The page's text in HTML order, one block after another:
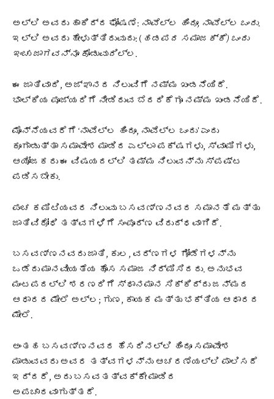
ಅಲ್ಲಿ ಅವರು ಹಾಕಿದ್ದ ಘೋಷಣೆ: ನಾವೆಲ್ಲ ಹಿಂದೂ, ನಾವೆಲ್ಲ ಒಂದು.
ಇಲ್ಲಿ ಅವರು ಹೇಳುತ್ತಿರುವುದು: ( ಹಡಪದ ಸಮಾಜಕ್ಕೆ) ಒಂದು
ಇಂಚು ಜಾಗವನ್ನೂ ಕೊಡುವುದಿಲ್ಲ .
ಈ ಜಾತಿವಾದಿ, ಅಜ್ಞಾನದ ನಿಲುವಿಗೆ ನಮ್ಮ ಖಂಡನೆಯಿದೆ.
ಭಾಲ್ಕಿಯ ಪೂಜ್ಯರಿಗೆ ನೀಡಿರುವ ಬೆದರಿಕೆಗೂ ನಮ್ಮ ಖಂಡನೆಯಿದೆ.
ಮೊನ್ನೆಯವರೆಗೆ ‘ನಾವೆಲ್ಲ ಹಿಂದೂ, ನಾವೆಲ್ಲ ಒಂದು’ ಎಂದು
ಕೂಗಾಡುತ್ತಾ ಸಮಾವೇಶ ಮಾಡಿದ ಎಲ್ಲಾ ಪಕ್ಷಗಳು, ಸ್ವಾಮಿಗಳು,
ಆಯೋಜಕರು ಈ ವಿಷಯದಲ್ಲಿ ತಮ್ಮ ನಿಲುವನ್ನು ಸ್ಪಷ್ಟ
ಪಡಿಸಬೇಕು.
ಪಂಚ ಕಮಿಟಿಯವರ ನಿಲುವು ಬಸವಣ್ಣನವರ ಸಮಾನತೆ ಮತ್ತು
ಜಾತಿವಿರೋಧಿ ತತ್ವಗಳಿಗೆ ಸಂಪೂರ್ಣ ವಿರುದ್ಧವಾಗಿದೆ.
ಬಸವಣ್ಣನವರು ಜಾತಿ, ಕುಲ, ವರ್ಣಗಳ ಗೋಡೆಗಳನ್ನು
ಒಡೆದು ಮಾನವೀಯತೆಯ ಹೊಸ ಸಮಾಜ ನಿರ್ಮಿಸಿದರು. ಅನುಭವ
ಮಂಟಪದಲ್ಲಿ ಶರಣರಿಗೆ ಸ್ಥಾನಮಾನ ಸಿಕ್ಕಿದ್ದು ಜನ್ಮದ
ಆಧಾರದ ಮೇಲೆ ಅಲ್ಲ; ಗುಣ, ಕಾಯಕ ಮತ್ತು ಭಕ್ತಿಯ ಆಧಾರದ
ಮೇಲೆ.
ಅಂತಹ ಬಸವಣ್ಣನವರ ಹೆಸರಿನಲ್ಲಿ ಹಿಂದೂ ಸಮಾವೇಶ
ಮಾಡುವವರು ಅವರ ತತ್ವಗಳನ್ನು ಆಚರಣೆಯಲ್ಲಿ ಪಾಲಿಸದೆ
ಇದ್ದರೆ, ಅದು ಬಸವತತ್ವಕ್ಕೇ ಮಾಡಿದ
ಅಪಚಾರವಾಗುತ್ತದೆ.